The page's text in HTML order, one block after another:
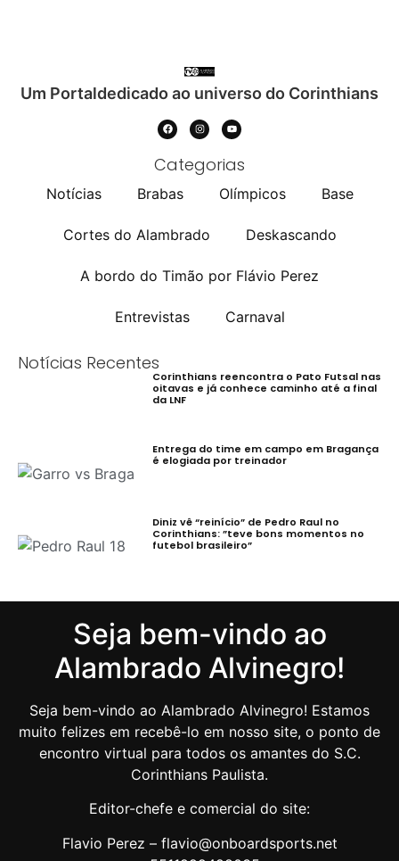
Um Portaldedicado ao universo do Corinthians
Categorias
Notícias Brabas Olímpicos Base
Cortes do Alambrado Deskascando
A bordo do Timão por Flávio Perez
Entrevistas Carnaval
Notícias Recentes
Corinthians reencontra o Pato Futsal nas
oitavas e já conhece caminho até a final
da LNF
Entrega do time em campo em Bragança
é elogiada por treinador
Diniz vê “reinício” de Pedro Raul no
Corinthians: ”teve bons momentos no
futebol brasileiro”
Seja bem-vindo ao
Alambrado Alvinegro!
Seja bem-vindo ao Alambrado Alvinegro! Estamos
muito felizes em recebê-lo em nosso site, o ponto de
encontro virtual para todos os amantes do S.C.
Corinthians Paulista.
Editor-chefe e comercial do site:
Flavio Perez – flavio@onboardsports.net